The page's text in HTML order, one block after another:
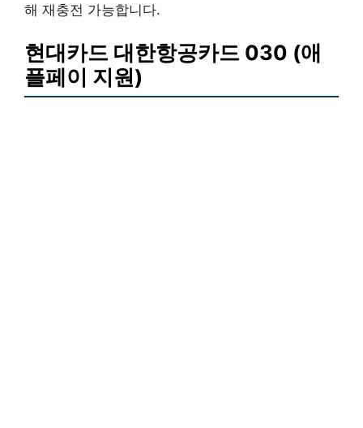
해 재충전 가능합니다.
현대카드 대한항공카드 030 (애
플페이 지원)